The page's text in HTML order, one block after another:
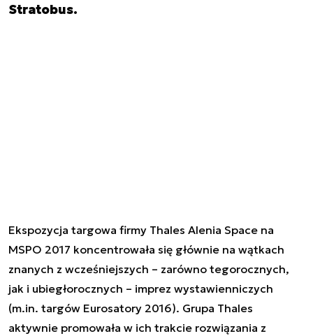
Stratobus.
Ekspozycja targowa firmy Thales Alenia Space na
MSPO 2017 koncentrowała się głównie na wątkach
znanych z wcześniejszych – zarówno tegorocznych,
jak i ubiegłorocznych – imprez wystawienniczych
(m.in. targów Eurosatory 2016). Grupa Thales
aktywnie promowała w ich trakcie rozwiązania z